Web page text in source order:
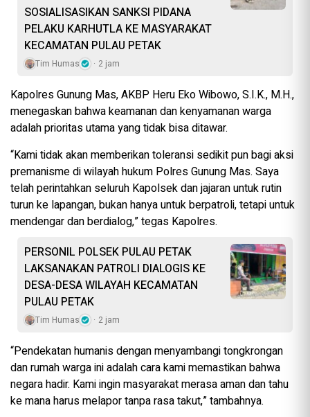
SOSIALISASIKAN SANKSI PIDANA
PELAKU KARHUTLA KE MASYARAKAT
KECAMATAN PULAU PETAK
Tim Humas 2 jam
Kapolres Gunung Mas, AKBP Heru Eko Wibowo, S.I.K., M.H.,
menegaskan bahwa keamanan dan kenyamanan warga
adalah prioritas utama yang tidak bisa ditawar.
“Kami tidak akan memberikan toleransi sedikit pun bagi aksi
premanisme di wilayah hukum Polres Gunung Mas. Saya
telah perintahkan seluruh Kapolsek dan jajaran untuk rutin
turun ke lapangan, bukan hanya untuk berpatroli, tetapi untuk
mendengar dan berdialog,” tegas Kapolres.
PERSONIL POLSEK PULAU PETAK
LAKSANAKAN PATROLI DIALOGIS KE
DESA-DESA WILAYAH KECAMATAN
PULAU PETAK
Tim Humas 2 jam
“Pendekatan humanis dengan menyambangi tongkrongan
dan rumah warga ini adalah cara kami memastikan bahwa
negara hadir. Kami ingin masyarakat merasa aman dan tahu
ke mana harus melapor tanpa rasa takut,” tambahnya.